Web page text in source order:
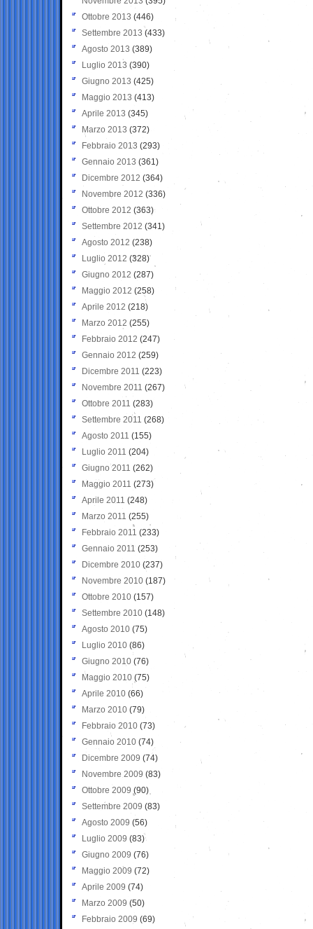
Ottobre 2013 (446)
Settembre 2013 (433)
Agosto 2013 (389)
Luglio 2013 (390)
Giugno 2013 (425)
Maggio 2013 (413)
Aprile 2013 (345)
Marzo 2013 (372)
Febbraio 2013 (293)
Gennaio 2013 (361)
Dicembre 2012 (364)
Novembre 2012 (336)
Ottobre 2012 (363)
Settembre 2012 (341)
Agosto 2012 (238)
Luglio 2012 (328)
Giugno 2012 (287)
Maggio 2012 (258)
Aprile 2012 (218)
Marzo 2012 (255)
Febbraio 2012 (247)
Gennaio 2012 (259)
Dicembre 2011 (223)
Novembre 2011 (267)
Ottobre 2011 (283)
Settembre 2011 (268)
Agosto 2011 (155)
Luglio 2011 (204)
Giugno 2011 (262)
Maggio 2011 (273)
Aprile 2011 (248)
Marzo 2011 (255)
Febbraio 2011 (233)
Gennaio 2011 (253)
Dicembre 2010 (237)
Novembre 2010 (187)
Ottobre 2010 (157)
Settembre 2010 (148)
Agosto 2010 (75)
Luglio 2010 (86)
Giugno 2010 (76)
Maggio 2010 (75)
Aprile 2010 (66)
Marzo 2010 (79)
Febbraio 2010 (73)
Gennaio 2010 (74)
Dicembre 2009 (74)
Novembre 2009 (83)
Ottobre 2009 (90)
Settembre 2009 (83)
Agosto 2009 (56)
Luglio 2009 (83)
Giugno 2009 (76)
Maggio 2009 (72)
Aprile 2009 (74)
Marzo 2009 (50)
Febbraio 2009 (69)